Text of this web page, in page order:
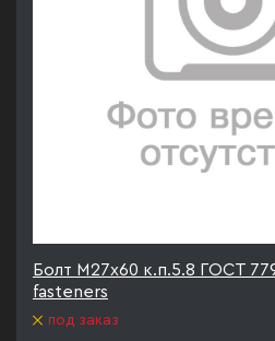
Болт М27х60 к.п.5.8 ГОСТ
fasteners
под заказ